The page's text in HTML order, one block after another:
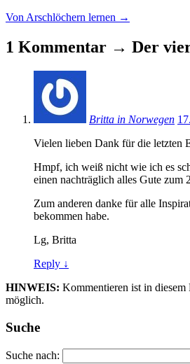
Von Arschlöchern lernen →
1 Kommentar → Der
Britta in Norwegen
Vielen lieben Dank für die letzten
Hmpf, ich weiß nicht wie ich es
einen nachträglich alles Gute zum
Zum anderen danke für alle
bekommen habe.
Lg, Britta
Reply ↓
HINWEIS: Kommentieren ist in
möglich.
Suche
Suche nach: